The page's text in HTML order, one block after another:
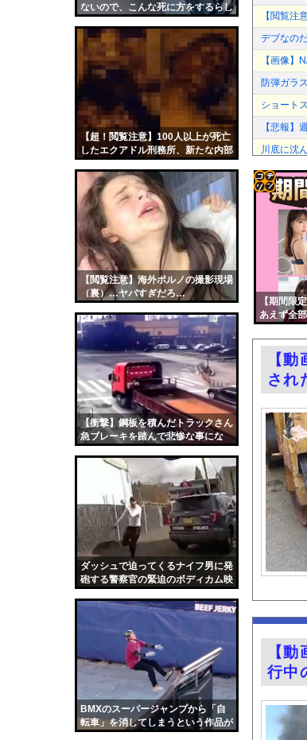
ないので、こんな死に方をするらし
【超！閲覧注意】100人以上が死亡
したエクアドル刑務所、新たな内部
【閲覧注意】海外ポルノの撮影現場
（裏）…ヤバすぎだろ…
【衝撃】鋼板を積んだトラックさん
急ブレーキを踏んで悲惨な事にな
ダッシュで迫ってくるナイフ男に発
砲する警察官の緊迫のボディカム映
BMXのスーパージャンプから「自
転車」を消してしまうという作品が
ンク
自動
更新
ツー
【閲覧注
デブなの
【画像】
防弾ガラ
ショート
【悲報】
川底に沈
【ニュー
『広島燃
【画像】
エロ漫画
【悲報】
【悲報】
国税局職
佐藤寛子
【芸能】
過給なし
嫁がいる
渡邊渚さ
職場の人
中国「台
韓国国会
日本旅行
うちのネ
【怒報】
【画像】
【悲報】
今の時期
『BanG
【動画】
【Mステ
【悲報】
【期間限
あえず全
コテ
ンク
自動
更新
【
され
【
行中